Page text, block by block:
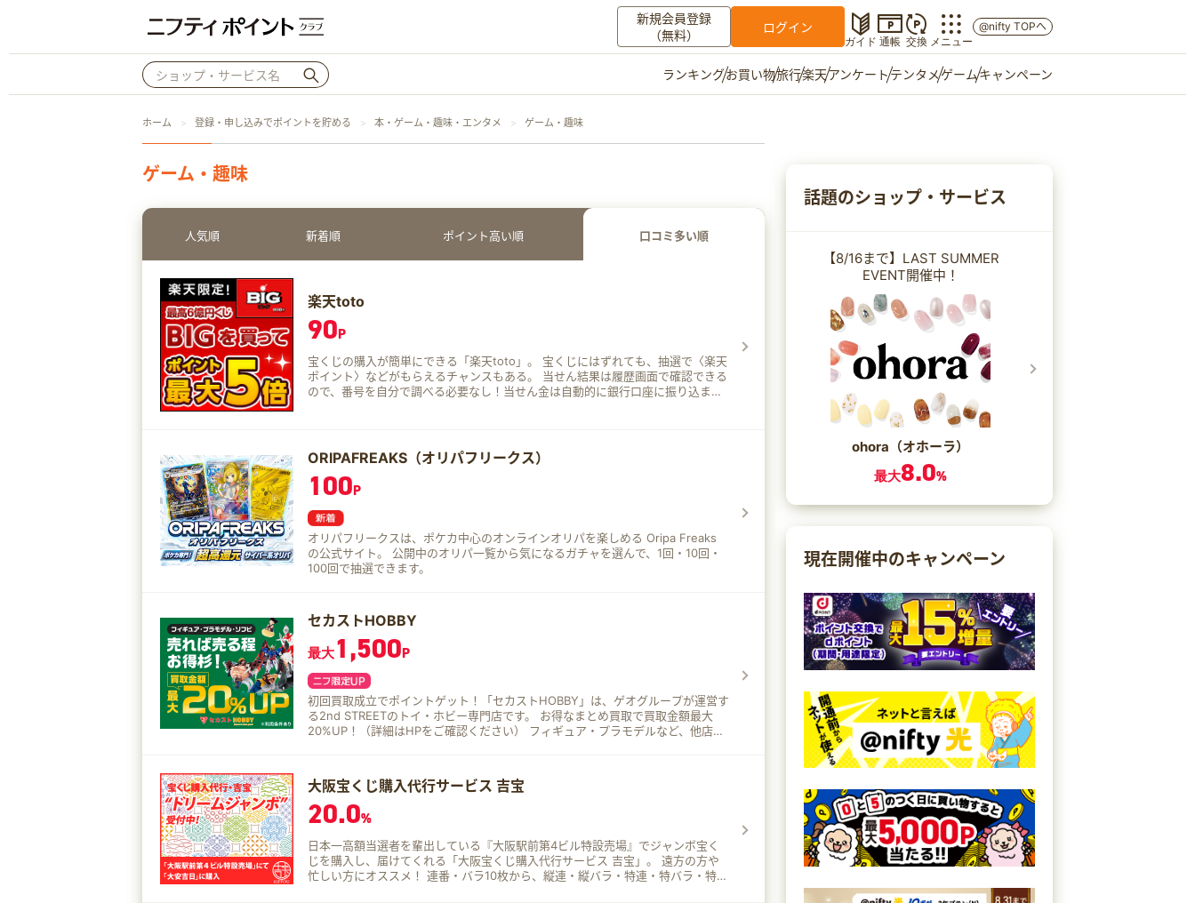
新規会員登録
（無料）
ログイン
ガイド 通帳 交換 メニュー
ポイント通帳 ポイント交換 登録情報
ご意見箱
@nifty TOPへ
ランキングお買い物旅行楽天アンケートテンタメゲームキャンペーン
ホーム 登録・申し込みでポイントを貯める 本・ゲーム・趣味・エンタメ ゲーム・趣味
ゲーム・趣味
人気順 新着順 ポイント高い順 口コミ多い順
楽天toto
90P
宝くじの購入が簡単にできる「楽天toto」。 宝くじにはずれても、抽選で〈楽天
ポイント〉などがもらえるチャンスもある。 当せん結果は履歴画面で確認できる
ので、番号を自分で調べる必要なし！当せん金は自動的に銀行口座に振り込まれ
ORIPAFREAKS（オリパフリークス）
100P
オリパフリークスは、ポケカ中心のオンラインオリパを楽しめる Oripa Freaks
の公式サイト。 公開中のオリパ一覧から気になるガチャを選んで、1回・10回・
100回で抽選できます。
セカストHOBBY
最大1,500P
初回買取成立でポイントゲット！「セカストHOBBY」は、ゲオグループが運営す
る2nd STREETのトイ・ホビー専門店です。 お得なまとめ買取で買取金額最大
20%UP！（詳細はHPをご確認ください） フィギュア・プラモデルなど、他店の
に詰めて送るだけでOK！
大阪宝くじ購入代行サービス 吉宝
20.0%
日本一高額当選者を輩出している『大阪駅前第4ビル特設売場』でジャンボ宝く
じを購入し、届けてくれる「大阪宝くじ購入代行サービス 吉宝」。 遠方の方や
忙しい方にオススメ！ 連番・バラ10枚から、縦連・縦バラ・特連・特バラ・特連
話題のショップ・サービス
【8/16まで】LAST SUMMER
EVENT開催中！
ohora（オホーラ）
最大8.0%
現在開催中のキャンペーン